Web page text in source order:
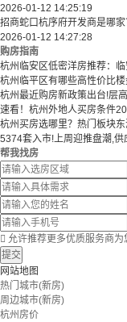
2026-01-12 14:25:19
招商蛇口杭序府开发商是哪
2026-01-12 14:27:28
购房指南
杭州临安区低密洋房推荐：临
杭州临平区有哪些高性价比
杭州最近购房新政策出台!层
速看！杭州外地人买房条件
杭州买房选哪里？热门板块东
5374套入市!上周迎推盘潮,供
帮我找房
 允许推荐更多优质服务商为
提交
网站地图
热门城市(新房)
周边城市(新房)
杭州房价